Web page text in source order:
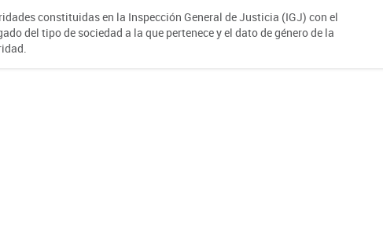
constituidas en la Inspección General de Justicia (IGJ) con el
del tipo de sociedad a la que pertenece y el dato de género de la